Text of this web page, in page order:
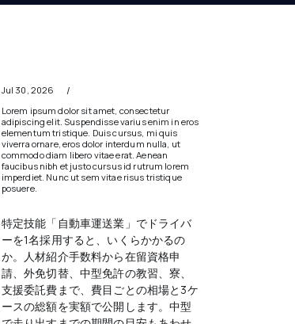
Jul 30, 2026 /
Lorem ipsum dolor sit amet, consectetur
adipiscing elit. Suspendisse varius enim in eros
elementum tristique. Duis cursus, mi quis
viverra ornare, eros dolor interdum nulla, ut
commodo diam libero vitae erat. Aenean
faucibus nibh et justo cursus id rutrum lorem
imperdiet. Nunc ut sem vitae risus tristique
posuere.
特定技能「自動車運送業」でドライバ
ーを1名採用すると、いくらかかるの
か。人材紹介手数料から在留資格申
請、外免切替、中型免許の教習、寮、
支援委託費まで、費目ごとの相場と3ケ
ースの総額を実額で公開します。中型